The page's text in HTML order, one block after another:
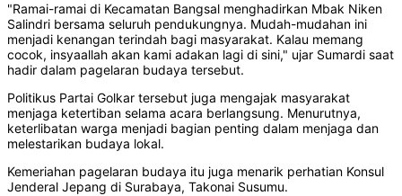
"Ramai-ramai di Kecamatan Bangsal menghadirkan Mbak Niken
Salindri bersama seluruh pendukungnya. Mudah-mudahan ini
menjadi kenangan terindah bagi masyarakat. Kalau memang
cocok, insyaallah akan kami adakan lagi di sini," ujar Sumardi saat
hadir dalam pagelaran budaya tersebut.
Politikus Partai Golkar tersebut juga mengajak masyarakat
menjaga ketertiban selama acara berlangsung. Menurutnya,
keterlibatan warga menjadi bagian penting dalam menjaga dan
melestarikan budaya lokal.
Kemeriahan pagelaran budaya itu juga menarik perhatian Konsul
Jenderal Jepang di Surabaya, Takonai Susumu.